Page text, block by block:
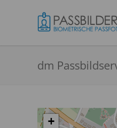
dm
+